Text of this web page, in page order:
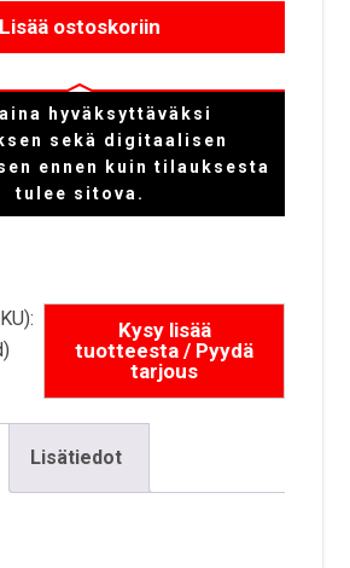
Lisää ostoskoriin
hyväksyttäväksi
sekä digitaalisen
ennen kuin tilauksesta
tulee sitova.
Lisätiedot